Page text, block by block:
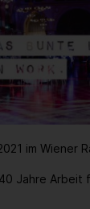
im Wiener
Jahre Arbeit